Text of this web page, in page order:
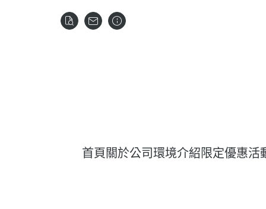
首頁 關於公司環境介紹 限定優惠活